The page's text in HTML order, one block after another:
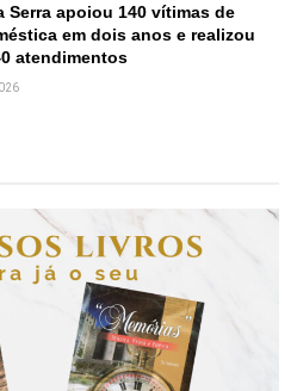
Serra apoiou 140 vítimas de
em dois anos e realizou
atendimentos